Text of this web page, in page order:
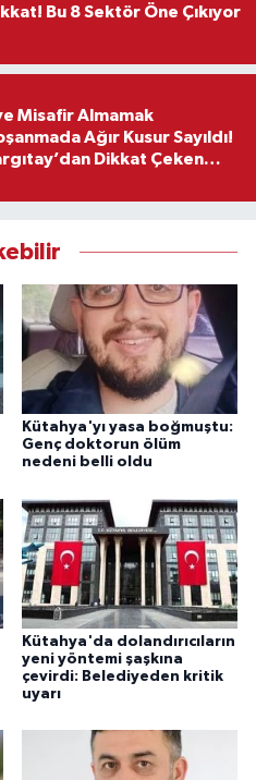
Bu 8 Sektör Öne Çıkıyor
Misafir Almamak
Ağır Kusur Sayıldı!
Dikkat Çeken
Kütahya'yı yasa boğmuştu:
Genç doktorun ölüm
nedeni belli oldu
Kütahya'da dolandırıcıların
yeni yöntemi şaşkına
çevirdi: Belediyeden kritik
uyarı